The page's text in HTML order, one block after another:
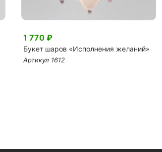
1 770 ₽
Букет шаров «Исполнения желаний»
Артикул 1612